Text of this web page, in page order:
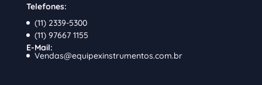
Telefones:
(11) 2339-5300
(11) 97667 1155
E-Mail:
Vendas@equipexinstrumentos.com.br